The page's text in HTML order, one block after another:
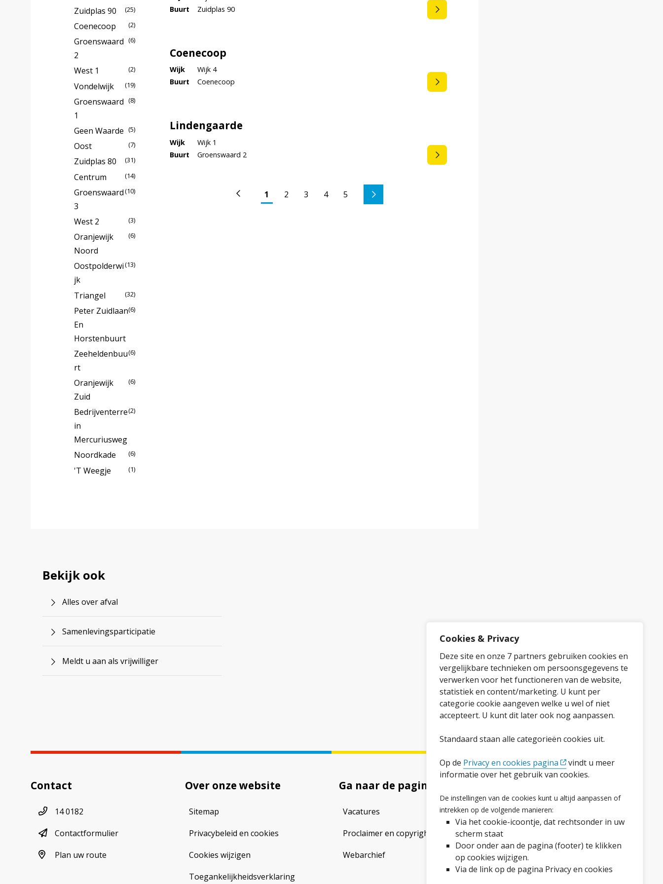
Cookies & Privacy
Deze site en onze 7 partners gebruiken cookies en
vergelijkbare technieken om persoonsgegevens te
verwerken voor het functioneren van de website,
statistiek en content/marketing. U kunt per
categorie cookie aangeven welke u wel of niet
accepteert. U kunt dit later ook nog aanpassen.
Standaard staan alle categorieën cookies uit.
Op de Privacy en cookies pagina
vindt u meer
informatie over het gebruik van cookies.
De instellingen van de cookies kunt u altijd aanpassen of
intrekken op de volgende manieren:
Via het cookie-icoontje, dat rechtsonder in uw
scherm staat
Door onder aan de pagina (footer) te klikken
op cookies wijzigen.
Via de link op de pagina Privacy en cookies
Zuidplas 90 (25)
Coenecoop (2)
Groenswaard
2
(6)
West 1 (2)
Vondelwijk (19)
Groenswaard
1
(8)
Geen Waarde (5)
Oost (7)
Zuidplas 80 (31)
Centrum (14)
Groenswaard
3
(10)
West 2 (3)
Oranjewijk
Noord
(6)
Oostpolderwi
Jk
(13)
Triangel (32)
Peter Zuidlaan
En
Horstenbuurt
(6)
Zeeheldenbuu
Rt
(6)
Oranjewijk
Zuid
(6)
Bedrijventerre
In
Mercuriusweg
(2)
Noordkade (6)
't Weegje (1)
Buurt
Zuidplas 90
Coenecoop
Wijk
Wijk 4
Buurt
Coenecoop
Lindengaarde
Wijk
Wijk 1
Buurt
Groenswaard 2
1
2 3 4
5
Bekijk ook
Alles over afval
Samenlevingsparticipatie
Meldt u aan als vrijwilliger
Contact
Telefoonnummer
14 0182
contactformulier
Contactformulier
plan uw route
Plan uw route
Over onze website
Sitemap
Privacybeleid en cookies
Cookies wijzigen
Toegankelijkheidsverklaring
Ga naar de pagina
Vacatures
Proclaimer en copyright
Webarchief
Facebook
LinkedInInstagram